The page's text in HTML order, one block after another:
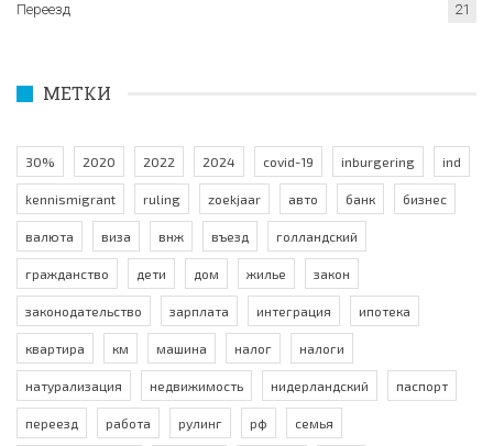
Переезд 21
МЕТКИ
30% 2020 2022 2024 covid-19 inburgering ind
kennismigrant ruling zoekjaar авто банк бизнес
валюта виза внж въезд голландский
гражданство дети дом жилье закон
законодательство зарплата интеграция ипотека
квартира км машина налог налоги
натурализация недвижимость нидерландский паспорт
переезд работа рулинг рф семья